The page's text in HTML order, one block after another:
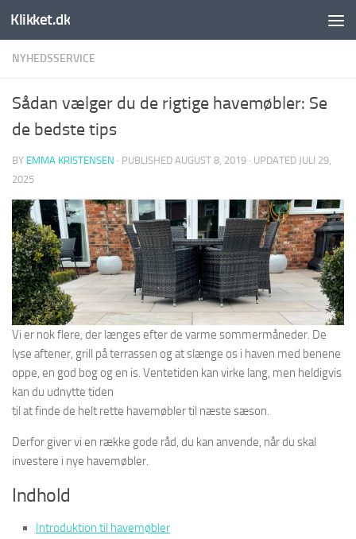
Skip to content
Klikket.dk
NYHEDSSERVICE
Sådan vælger du de rigtige havemøbler: Se
de bedste tips
BY EMMA KRISTENSEN · PUBLISHED AUGUST 8, 2019 · UPDATED JULI 29,
2025
Vi er nok flere, der længes efter de varme sommermåneder. De
lyse aftener, grill på terrassen og at slænge os i haven med benene
oppe, en god bog og en is. Ventetiden kan virke lang, men heldigvis
kan du udnytte tiden
til at finde de helt rette havemøbler til næste sæson.
Derfor giver vi en række gode råd, du kan anvende, når du skal
investere i nye havemøbler.
Indhold
Introduktion til havemøbler